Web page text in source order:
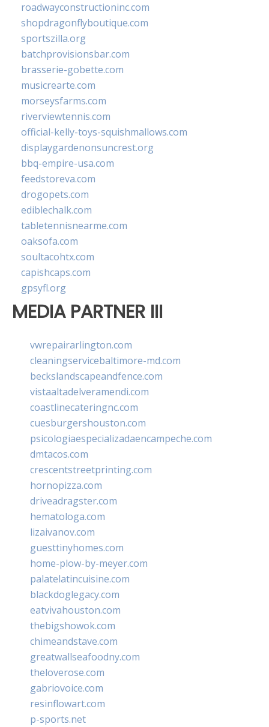
roadwayconstructioninc.com
shopdragonflyboutique.com
sportszilla.org
batchprovisionsbar.com
brasserie-gobette.com
musicrearte.com
morseysfarms.com
riverviewtennis.com
official-kelly-toys-squishmallows.com
displaygardenonsuncrest.org
bbq-empire-usa.com
feedstoreva.com
drogopets.com
ediblechalk.com
tabletennisnearme.com
oaksofa.com
soultacohtx.com
capishcaps.com
gpsyfl.org
MEDIA PARTNER III
vwrepairarlington.com
cleaningservicebaltimore-md.com
beckslandscapeandfence.com
vistaaltadelveramendi.com
coastlinecateringnc.com
cuesburgershouston.com
psicologiaespecializadaencampeche.com
dmtacos.com
crescentstreetprinting.com
hornopizza.com
driveadragster.com
hematologa.com
lizaivanov.com
guesttinyhomes.com
home-plow-by-meyer.com
palatelatincuisine.com
blackdoglegacy.com
eatvivahouston.com
thebigshowok.com
chimeandstave.com
greatwallseafoodny.com
theloverose.com
gabriovoice.com
resinflowart.com
p-sports.net